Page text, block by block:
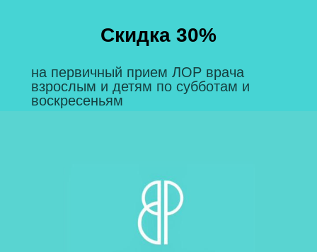
Скидка 30%
на первичный прием ЛОР врача
взрослым и детям по субботам и
воскресеньям